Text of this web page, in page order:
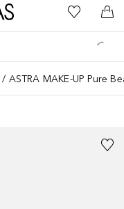
A Douglas HomeAlla Mia
Al
ASTRA MAKE-UP Pure